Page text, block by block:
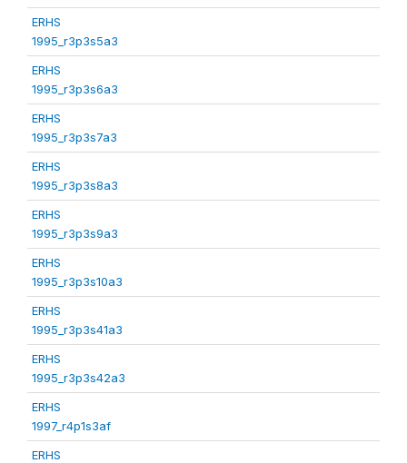
ERHS
1995_r3p3s5a3
ERHS
1995_r3p3s6a3
ERHS
1995_r3p3s7a3
ERHS
1995_r3p3s8a3
ERHS
1995_r3p3s9a3
ERHS
1995_r3p3s10a3
ERHS
1995_r3p3s41a3
ERHS
1995_r3p3s42a3
ERHS
1997_r4p1s3af
ERHS